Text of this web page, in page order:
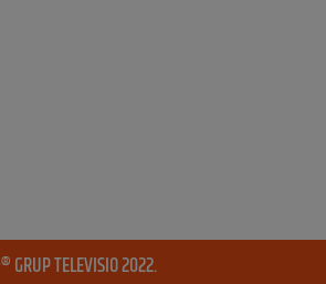
® GRUP TELEVISIO 2022.